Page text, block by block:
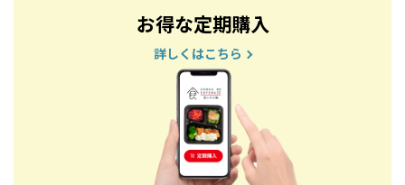
お得な定期購入
詳しくはこちら